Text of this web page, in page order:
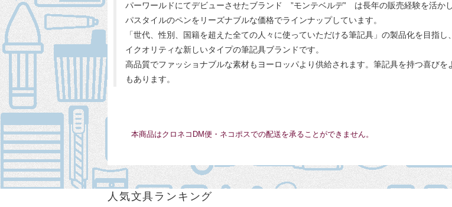
パーワールドにてデビューさせたブランド ”モンテベルデ” は長年の販売経験を活か
パスタイルのペンをリーズナブルな価格でラインナップしています。
「世代、性別、国籍を超えた全ての人々に使っていただける筆記具」の製品化を目指
イクオリティな新しいタイプの筆記具ブランドです。
高品質でファッショナブルな素材もヨーロッパより供給されます。筆記具を持つ喜び
もあります。
本商品はクロネコDM便・ネコポスでの配送を承ることができません。
人気文具ランキング